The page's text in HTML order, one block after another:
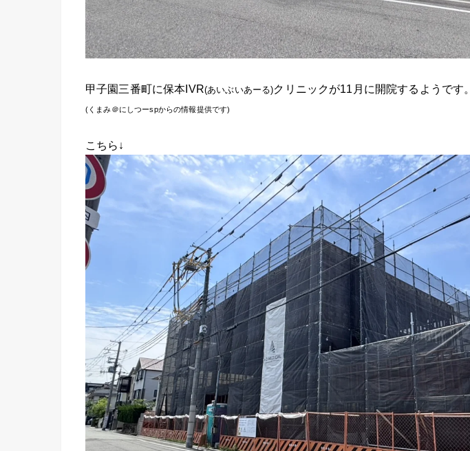
甲子園三番町に保本IVR(あいぶいあーる)クリニックが11月に開院するようです。
(くまみ＠にしつーspからの情報提供です)
こちら↓